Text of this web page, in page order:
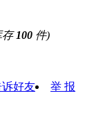
存 100 件)
诉好友 举 报